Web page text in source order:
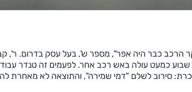
הרכב כבר היה אפר", מספר ש', בעל עסק בדרום. ר',
כמעט עולה באש רכב אחר. לפעמים זה טנדר
סירוב לשלם "דמי שמירה", והתוצאה לא מאחרת